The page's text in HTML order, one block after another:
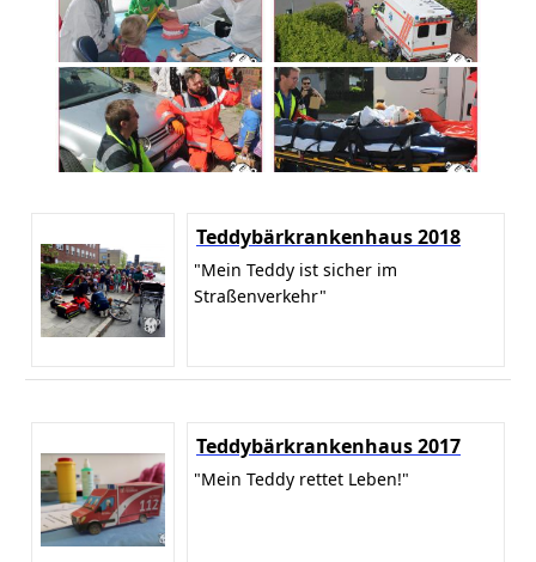
Teddybärkrankenhaus 2018
"Mein Teddy ist sicher im
Straßenverkehr"
Teddybärkrankenhaus 2017
"Mein Teddy rettet Leben!"